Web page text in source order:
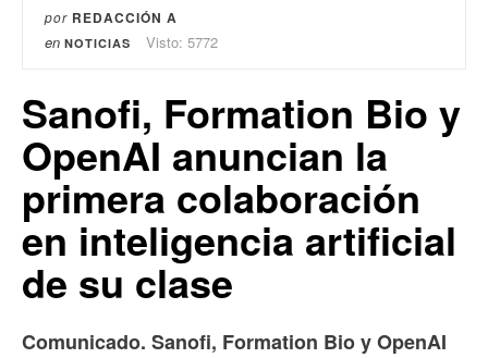
por REDACCIÓN A
en NOTICIAS Visto: 5772
Sanofi, Formation Bio y
OpenAI anuncian la
primera colaboración
en inteligencia artificial
de su clase
Comunicado. Sanofi, Formation Bio y OpenAI